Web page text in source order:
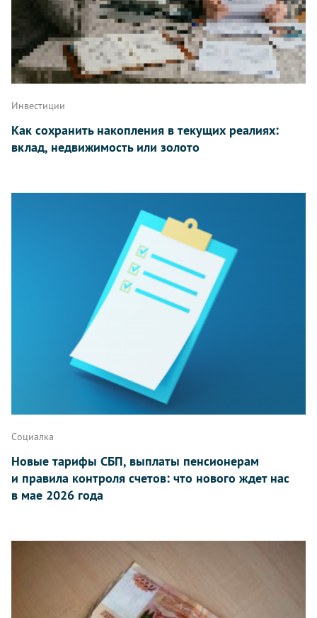
Инвестиции
Как сохранить накопления в текущих реалиях:
вклад, недвижимость или золото
Социалка
Новые тарифы СБП, выплаты пенсионерам
и правила контроля счетов: что нового ждет нас
в мае 2026 года